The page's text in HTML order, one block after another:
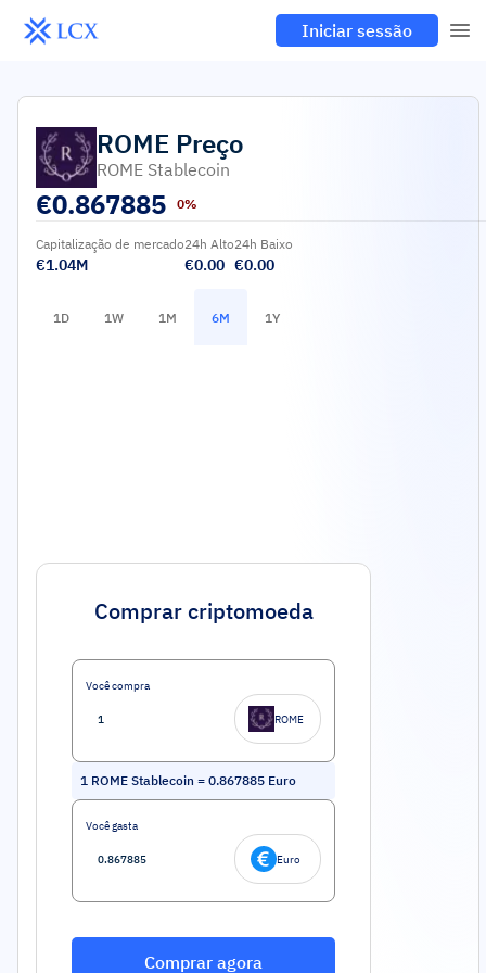
Iniciar sessão
ROME Preço
ROME Stablecoin
€0.867885 0%
Capitalização de mercado
€1.04M
24h Alto
€0.00
24h Baixo
€0.00
1D 1W 1M 6M 1Y
Comprar criptomoeda
Você compra
ROME
1 ROME Stablecoin = 0.867885 Euro
Você gasta
Euro
Comprar agora